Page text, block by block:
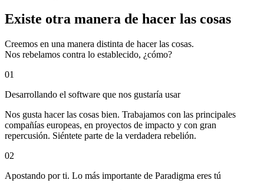
Existe otra manera de hacer las cosas
Creemos en una manera distinta de hacer las cosas.
Nos rebelamos contra lo establecido, ¿cómo?
01
Desarrollando el software que nos gustaría usar
Nos gusta hacer las cosas bien. Trabajamos con las principales
compañías europeas, en proyectos de impacto y con gran
repercusión. Siéntete parte de la verdadera rebelión.
02
Apostando por ti. Lo más importante de Paradigma eres tú